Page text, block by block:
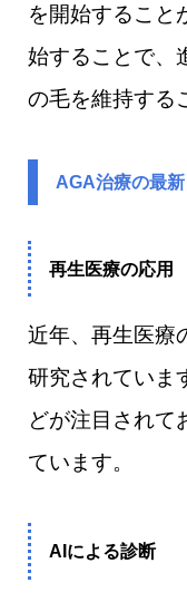
を開始すること
始することで、
の毛を維持する
AGA治療の最
再生医療の応用
近年、再生医療
研究されていま
どが注目されて
ています。
AIによる診断